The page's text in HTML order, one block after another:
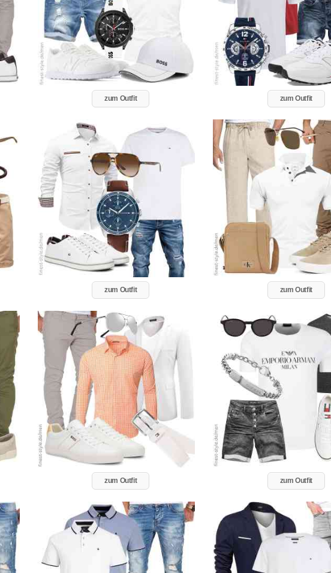
zum Outfit zum Outfit
zum Outfit zum Outfit
zum Outfit zum Outfit